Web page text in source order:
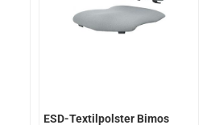
ESD-Textilpolster Bimos